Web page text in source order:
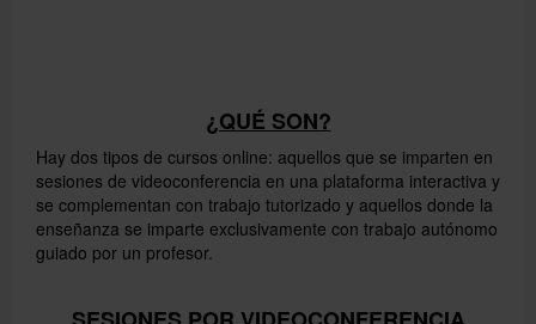
¿QUÉ SON?
Hay dos tipos de cursos online: aquellos que se imparten en
sesiones de videoconferencia en una plataforma interactiva y
se complementan con trabajo tutorizado y aquellos donde la
enseñanza se imparte exclusivamente con trabajo autónomo
guiado por un profesor.